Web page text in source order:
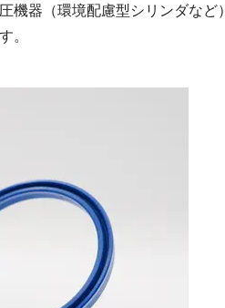
機器（環境配慮型シリンダなど
。